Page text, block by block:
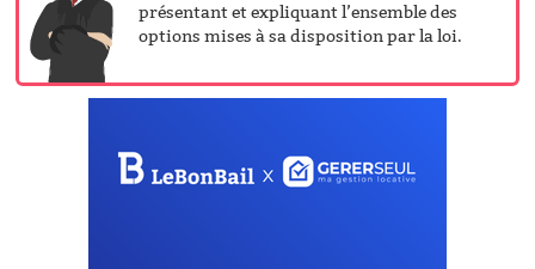
présentant et expliquant l’ensemble des
options mises à sa disposition par la loi.